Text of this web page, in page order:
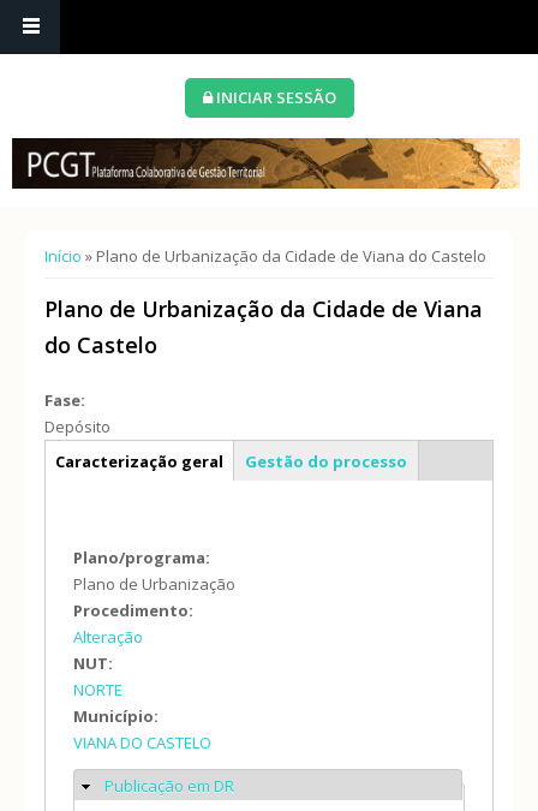
INICIAR SESSÃO
Está aqui
Início » Plano de Urbanização da Cidade de Viana do Castelo
Plano de Urbanização da Cidade de Viana
do Castelo
Fase:
Depósito
Info geral
Caracterização geral Gestão do processo
Plano/programa:
Plano de Urbanização
Procedimento:
Alteração
NUT:
NORTE
Município:
VIANA DO CASTELO
Ocultar
Publicação em DR